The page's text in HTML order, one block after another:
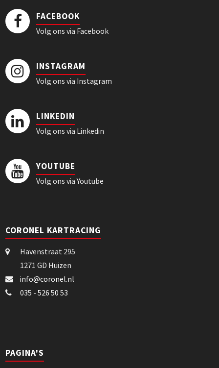
FACEBOOK
Volg ons via Facebook
INSTAGRAM
Volg ons via Instagram
LINKEDIN
Volg ons via Linkedin
YOUTUBE
Volg ons via Youtube
CORONEL KARTRACING
Havenstraat 295
1271 GD Huizen
info@coronel.nl
035 - 526 50 53
PAGINA'S